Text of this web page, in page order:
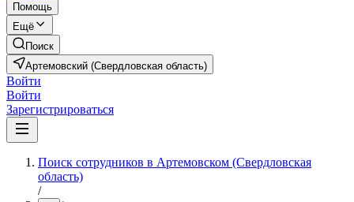
Помощь
Ещё
Поиск
Артемовский (Свердловская область)
Войти
Войти
Зарегистрироваться
Поиск сотрудников в Артемовском (Свердловская
область)
/